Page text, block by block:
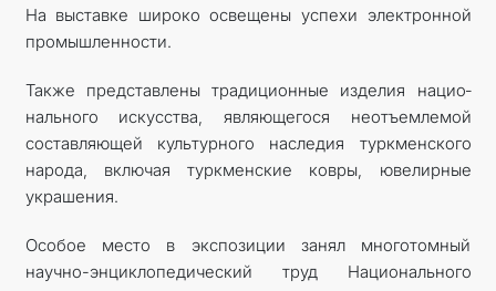
На выставке широко освещены успехи электронной
промышленности.
Также представлены традиционные изделия нацио­
нального искусства, являющегося неотъемлемой
составляющей культурного наследия туркменского
народа, включая туркменские ковры, ювелирные
украшения.
Особое место в экспозиции занял многотомный
научно-энциклопедический труд Национального